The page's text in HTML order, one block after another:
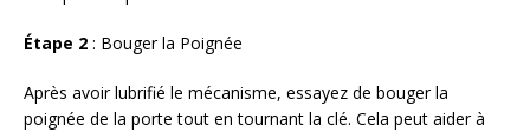
Étape 2 : Bouger la Poignée
Après avoir lubrifié le mécanisme, essayez de bouger la
poignée de la porte tout en tournant la clé. Cela peut aider à